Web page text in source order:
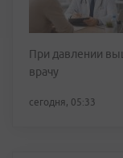
При давлении
врачу
сегодня, 05:33